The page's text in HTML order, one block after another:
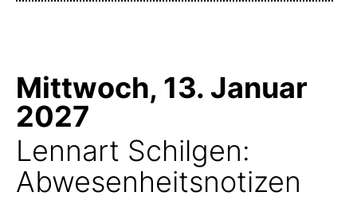
Mittwoch, 13. Januar
2027
Lennart Schilgen:
Abwesenheitsnotizen